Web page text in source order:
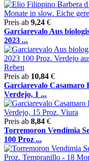
Preis ab 9,24 €
Garciarevalo Aus
2023 ...
Preis ab 10,84 €
Garciarevalo Casamaro
Verdejo, 1 ...
Preis ab 8,84 €
Torremoron Vendimia
100 Proz ...